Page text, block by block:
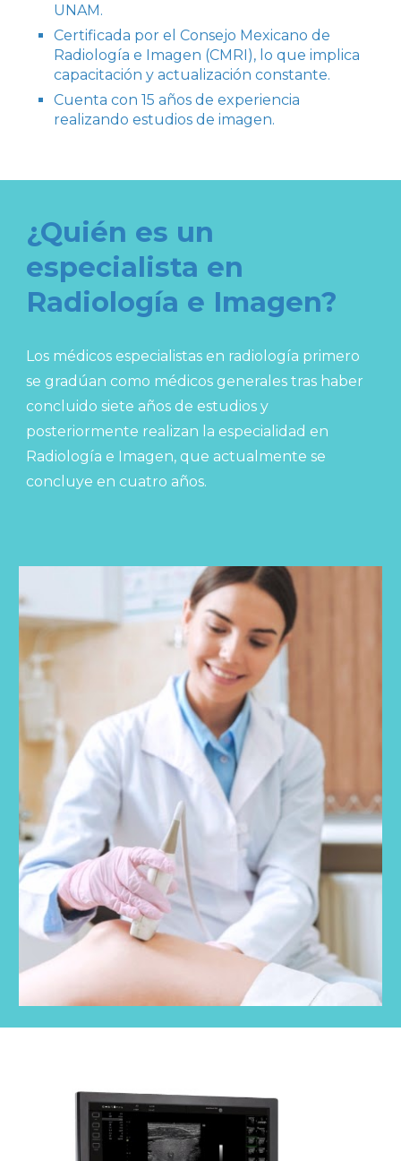
UNAM.
Certificada por el Consejo Mexicano de
Radiología e Imagen (CMRI), lo que implica
capacitación y actualización constante.
Cuenta con 15 años de experiencia
realizando estudios de imagen.
¿Quién es un
especialista en
Radiología e Imagen?
Los médicos especialistas en radiología primero
se gradúan como médicos generales tras haber
concluido siete años de estudios y
posteriormente realizan la especialidad en
Radiología e Imagen, que actualmente se
concluye en cuatro años.